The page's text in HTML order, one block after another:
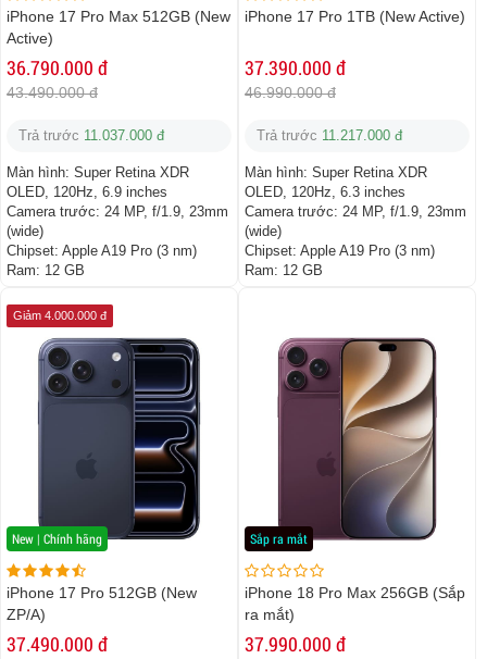
iPhone 17 Pro Max 512GB (New
Active)
36.790.000 đ
43.490.000 đ
Trả trước 11.037.000 đ
Màn hình: Super Retina XDR
OLED, 120Hz, 6.9 inches
Camera trước: 24 MP, f/1.9, 23mm
(wide)
Chipset: Apple A19 Pro (3 nm)
Ram: 12 GB
iPhone 17 Pro 1TB (New Active)
37.390.000 đ
46.990.000 đ
Trả trước 11.217.000 đ
Màn hình: Super Retina XDR
OLED, 120Hz, 6.3 inches
Camera trước: 24 MP, f/1.9, 23mm
(wide)
Chipset: Apple A19 Pro (3 nm)
Ram: 12 GB
New | Chính hãng
Giảm 4.000.000 đ
iPhone 17 Pro 512GB (New
ZP/A)
37.490.000 đ
Sắp ra mắt
iPhone 18 Pro Max 256GB (Sắp
ra mắt)
37.990.000 đ